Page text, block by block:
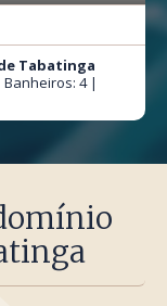
Tabatinga
4 |